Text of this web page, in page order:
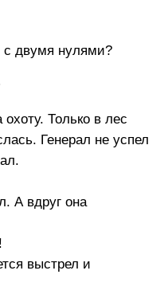
с двумя нулями?
Только в лес
Генерал не успел
А вдруг она
выстрел и